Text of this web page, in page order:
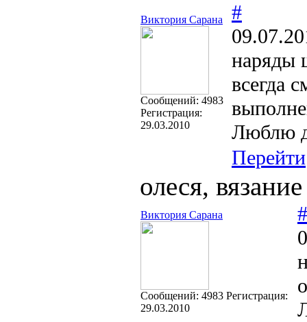
Виктория Сарана
Cообщений: 4983
Регистрация:
29.03.2010
#
наряды
всегда
Люблю
Перейти
олеся,
Виктория Сарана
Cообщений: 4983 Регистрация:
29.03.2010
#